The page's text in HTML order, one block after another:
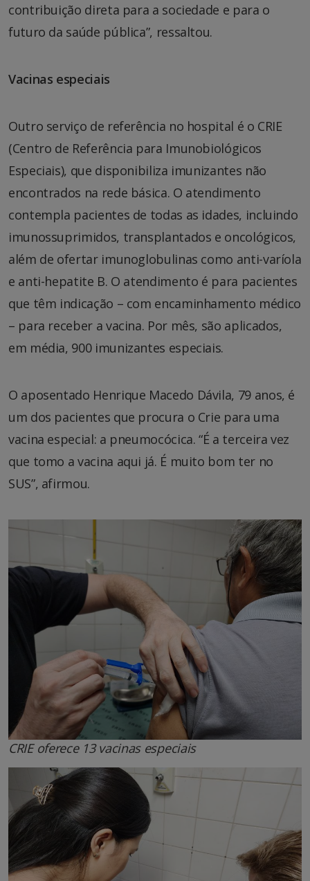
contribuição direta para a sociedade e para o
futuro da saúde pública”, ressaltou.
Vacinas especiais
Outro serviço de referência no hospital é o CRIE
(Centro de Referência para Imunobiológicos
Especiais), que disponibiliza imunizantes não
encontrados na rede básica. O atendimento
contempla pacientes de todas as idades, incluindo
imunossuprimidos, transplantados e oncológicos,
além de ofertar imunoglobulinas como anti-varíola
e anti-hepatite B. O atendimento é para pacientes
que têm indicação – com encaminhamento médico
– para receber a vacina. Por mês, são aplicados,
em média, 900 imunizantes especiais.
O aposentado Henrique Macedo Dávila, 79 anos, é
um dos pacientes que procura o Crie para uma
vacina especial: a pneumocócica. “É a terceira vez
que tomo a vacina aqui já. É muito bom ter no
SUS”, afirmou.
CRIE oferece 13 vacinas especiais